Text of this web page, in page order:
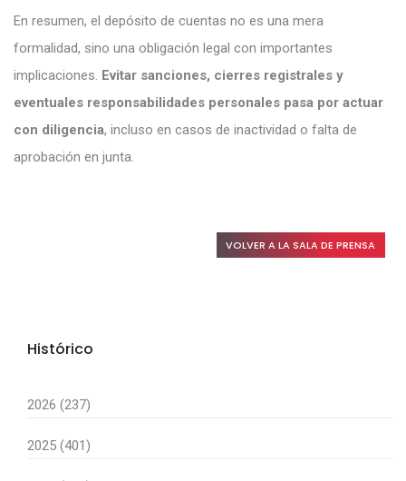
En resumen, el depósito de cuentas no es una mera
formalidad, sino una obligación legal con importantes
implicaciones. Evitar sanciones, cierres registrales y
eventuales responsabilidades personales pasa por actuar
con diligencia, incluso en casos de inactividad o falta de
aprobación en junta.
VOLVER A LA SALA DE PRENSA
Histórico
2026 (237)
2025 (401)